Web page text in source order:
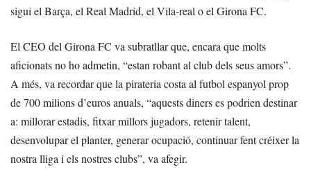
sigui el Barça, el Real Madrid, el Vila-real o el Girona FC.
El CEO del Girona FC va subratllar que, encara que molts
aficionats no ho admetin, “estan robant al club dels seus amors”.
A més, va recordar que la pirateria costa al futbol espanyol prop
de 700 milions d’euros anuals, “aquests diners es podrien destinar
a: millorar estadis, fitxar millors jugadors, retenir talent,
desenvolupar el planter, generar ocupació, continuar fent créixer la
nostra lliga i els nostres clubs”, va afegir.